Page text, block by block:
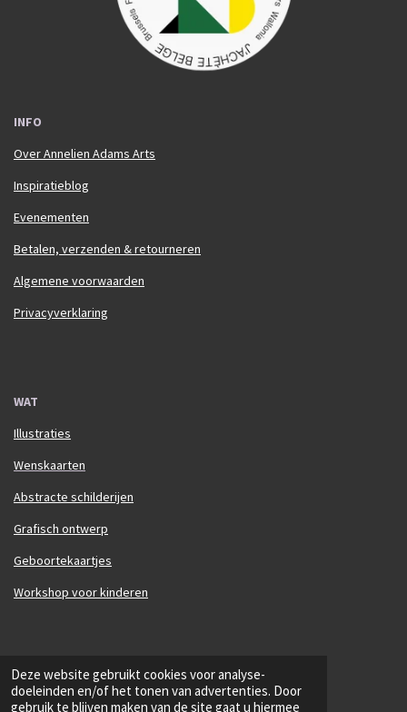
Deze website gebruikt cookies voor analyse-
doeleinden en/of het tonen van advertenties. Door
gebruik te blijven maken van de site gaat u hiermee
INFO
Over Annelien Adams Arts
Inspiratieblog
Evenementen
Betalen, verzenden & retourneren
Algemene voorwaarden
Privacyverklaring
WAT
Illustraties
Wenskaarten
Abstracte schilderijen
Grafisch ontwerp
Geboortekaartjes
Workshop voor kinderen
Powered by JouwWeb